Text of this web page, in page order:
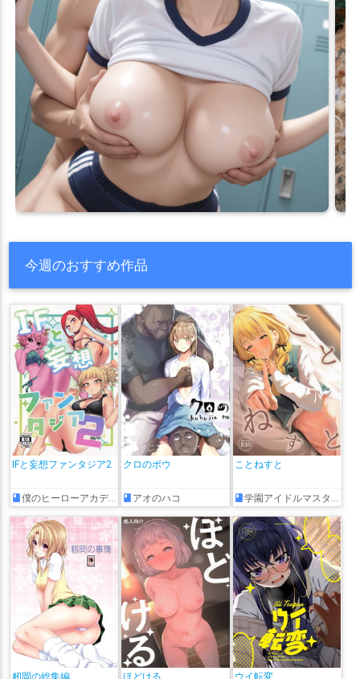
今週のおすすめ作品
IFと妄想ファンタジア2
僕のヒーローアカデミア
クロのボウ
アオのハコ
ことねすと
学園アイドルマスター
籾岡の総集編 ほどける ウイ転変